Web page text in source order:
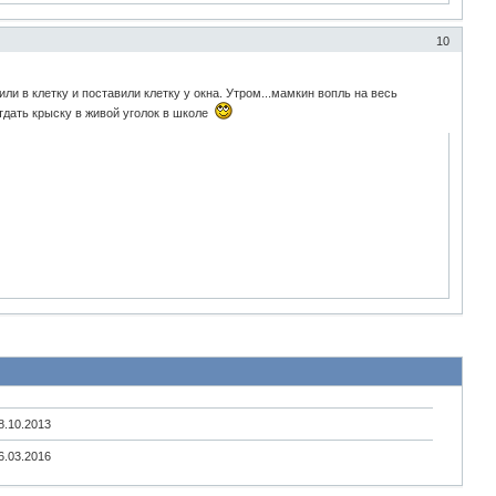
10
в клетку и поставили клетку у окна. Утром...мамкин вопль на весь
крыску в живой уголок в школе